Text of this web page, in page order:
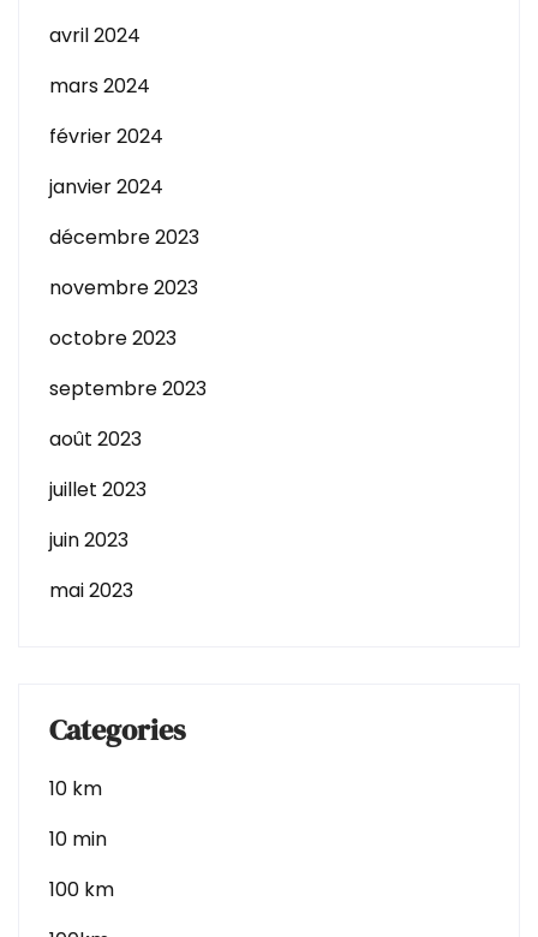
avril 2024
mars 2024
février 2024
janvier 2024
décembre 2023
novembre 2023
octobre 2023
septembre 2023
août 2023
juillet 2023
juin 2023
mai 2023
Categories
10 km
10 min
100 km